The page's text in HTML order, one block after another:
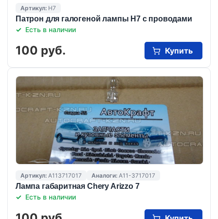
Артикул: Н7
Патрон для галогеной лампы Н7 с проводами
Есть в наличии
100 руб. Купить
Артикул: A113717017 Аналоги: A11-3717017
Лампа габаритная Chery Arizzo 7
Есть в наличии